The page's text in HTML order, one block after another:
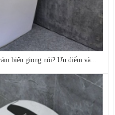
biến giọng nói? Ưu điểm và...